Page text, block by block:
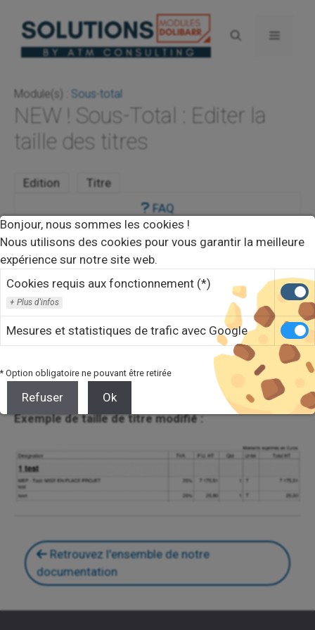
contenu
Module(s) : Sous-total
NEW ! Sous-Total : Editer la
taille des titres
Edition
Titre
FAQ
SOUS-TOTAL
Ajout de la configuration
SUBTOTAL_TITLE_SIZE permettant d’éditer la
taille des titres
Exemple de taille de titre modifié :
Retrouvez l'ensemble de notre
documentation
Bonjour, nous sommes les cookies !
Nous utilisons des cookies pour vous garantir la meilleure
expérience sur notre site web.
Cookies requis aux fonctionnement (*)
Plus d'infos
Mesures et statistiques de trafic avec Google
* Option obligatoire ne pouvant être retirée
Refuser Ok